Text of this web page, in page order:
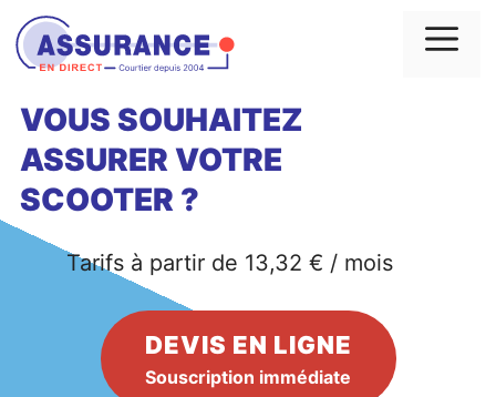
Aller
au
contenu
VOUS SOUHAITEZ
ASSURER VOTRE
SCOOTER ?
Tarifs à partir de 13,32 € / mois
DEVIS EN LIGNE
Souscription immédiate